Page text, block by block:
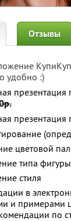
Отзывы
удобно :)
цветовой
типа фигуры
стиля
в
и примерами
по